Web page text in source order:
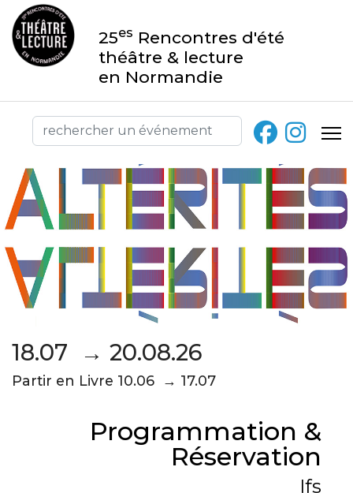
25es Rencontres d'été
théâtre & lecture
en Normandie
18.07 → 20.08.26
Partir en Livre 10.06 → 17.07
Programmation &
Réservation
Ifs